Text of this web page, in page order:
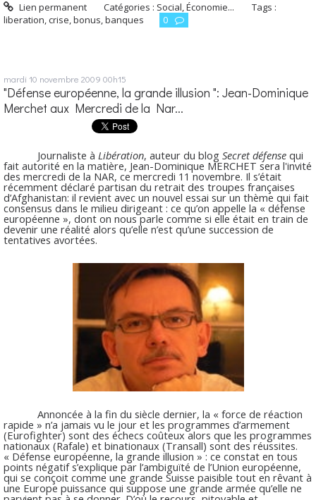
Lien permanent Catégories : Social, Économie...
Tags :
liberation,crise,bonus,banques 0
mardi 10 novembre 2009 00h15
"Défense européenne, la grande illusion ": Jean-Dominique
Merchet aux Mercredi de la Nar...
Journaliste à Libération, auteur du blog Secret défense qui
fait autorité en la matière, Jean-Dominique MERCHET sera l'invité
des mercredi de la NAR, ce mercredi 11 novembre. Il s’était
récemment déclaré partisan du retrait des troupes françaises
d’Afghanistan: il revient avec un nouvel essai sur un thème qui fait
consensus dans le milieu dirigeant : ce qu’on appelle la « défense
européenne », dont on nous parle comme si elle était en train de
devenir une réalité alors qu’elle n’est qu’une succession de
tentatives avortées.
Annoncée à la fin du siècle dernier, la « force de réaction
rapide » n’a jamais vu le jour et les programmes d’armement
(Eurofighter) sont des échecs coûteux alors que les programmes
nationaux (Rafale) et binationaux (Transall) sont des réussites.
« Défense européenne, la grande illusion » : ce constat en tous
points négatif s’explique par l’ambiguïté de l’Union européenne,
qui se conçoit comme une grande Suisse paisible tout en rêvant à
une Europe puissance qui suppose une grande armée qu’elle ne